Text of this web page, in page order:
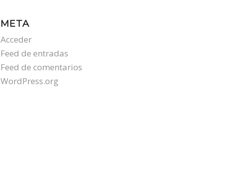
META
Acceder
Feed de entradas
Feed de comentarios
WordPress.org